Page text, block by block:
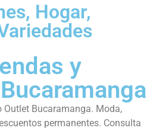
Hogar,
y
Outlet Bucaramanga. Moda,
permanentes. Consulta